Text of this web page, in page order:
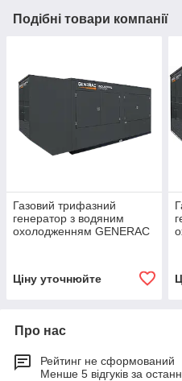
Подібні товари компанії
Газовий трифазний
генератор з водяним
охолодженням GENERAC
Ціну уточнюйте
Про нас
Рейтинг не сформований
Менше 5 відгуків за